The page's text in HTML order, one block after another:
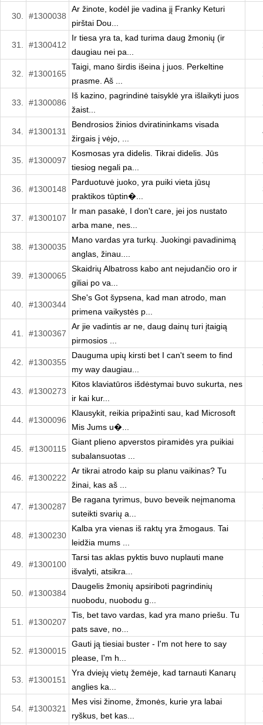
30. #1300038
Ar žinote, kodėl jie vadina jį Franky Keturi
pirštai Dou...
31. #1300412
Ir tiesa yra ta, kad turima daug žmonių (ir
daugiau nei pa...
32. #1300165
Taigi, mano širdis išeina į juos. Perkeltine
prasme. Aš ...
33. #1300086
Iš kazino, pagrindinė taisyklė yra išlaikyti juos
žaist...
34. #1300131
Bendrosios žinios dviratininkams visada
žirgais į vėjo, ...
35. #1300097
Kosmosas yra didelis. Tikrai didelis. Jūs
tiesiog negali pa...
36. #1300148
Parduotuvė juoko, yra puiki vieta jūsų
praktikos tūptin�...
37. #1300107
Ir man pasakė, I don't care, jei jos nustato
arba mane, nes...
38. #1300035
Mano vardas yra turkų. Juokingi pavadinimą
anglas, žinau....
39. #1300065
Skaidrių Albatross kabo ant nejudančio oro ir
giliai po va...
40. #1300344
She's Got šypsena, kad man atrodo, man
primena vaikystės p...
41. #1300367
Ar jie vadintis ar ne, daug dainų turi įtaigią
pirmosios ...
42. #1300355
Dauguma upių kirsti bet I can't seem to find
my way daugiau...
43. #1300273
Kitos klaviatūros išdėstymai buvo sukurta, nes
ir kai kur...
44. #1300096
Klausykit, reikia pripažinti sau, kad Microsoft
Mis Jums u�...
45. #1300115
Giant plieno apverstos piramidės yra puikiai
subalansuotas ...
46. #1300222
Ar tikrai atrodo kaip su planu vaikinas? Tu
žinai, kas aš ...
47. #1300287
Be ragana tyrimus, buvo beveik neįmanoma
suteikti svarių a...
48. #1300230
Kalba yra vienas iš raktų yra žmogaus. Tai
leidžia mums ...
49. #1300100
Tarsi tas aklas pyktis buvo nuplauti mane
išvalyti, atsikra...
50. #1300384
Daugelis žmonių apsiriboti pagrindinių
nuobodu, nuobodu g...
51. #1300207
Tis, bet tavo vardas, kad yra mano priešu. Tu
pats save, no...
52. #1300015
Gauti ją tiesiai buster - I'm not here to say
please, I'm h...
53. #1300151
Yra dviejų vietų žemėje, kad tarnauti Kanarų
anglies ka...
54. #1300321
Mes visi žinome, žmonės, kurie yra labai
ryškus, bet kas...